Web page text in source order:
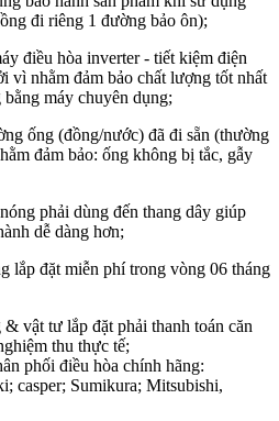
đi riêng 1 đường bảo ôn);
điều hòa inverter - tiết kiệm điện
vì nhằm đảm bảo chất lượng tốt nhất
máy chuyên dụng;
ống (đồng/nước) đã đi sẵn (thường
đảm bảo: ống không bị tắc, gẫy
phải dùng đến thang dây giúp
dễ dàng hơn;
lắp đặt miễn phí trong vòng 06 tháng
vật tư lắp đặt phải thanh toán căn
thu thực tế;
phối điều hòa chính hãng:
casper; Sumikura; Mitsubishi,